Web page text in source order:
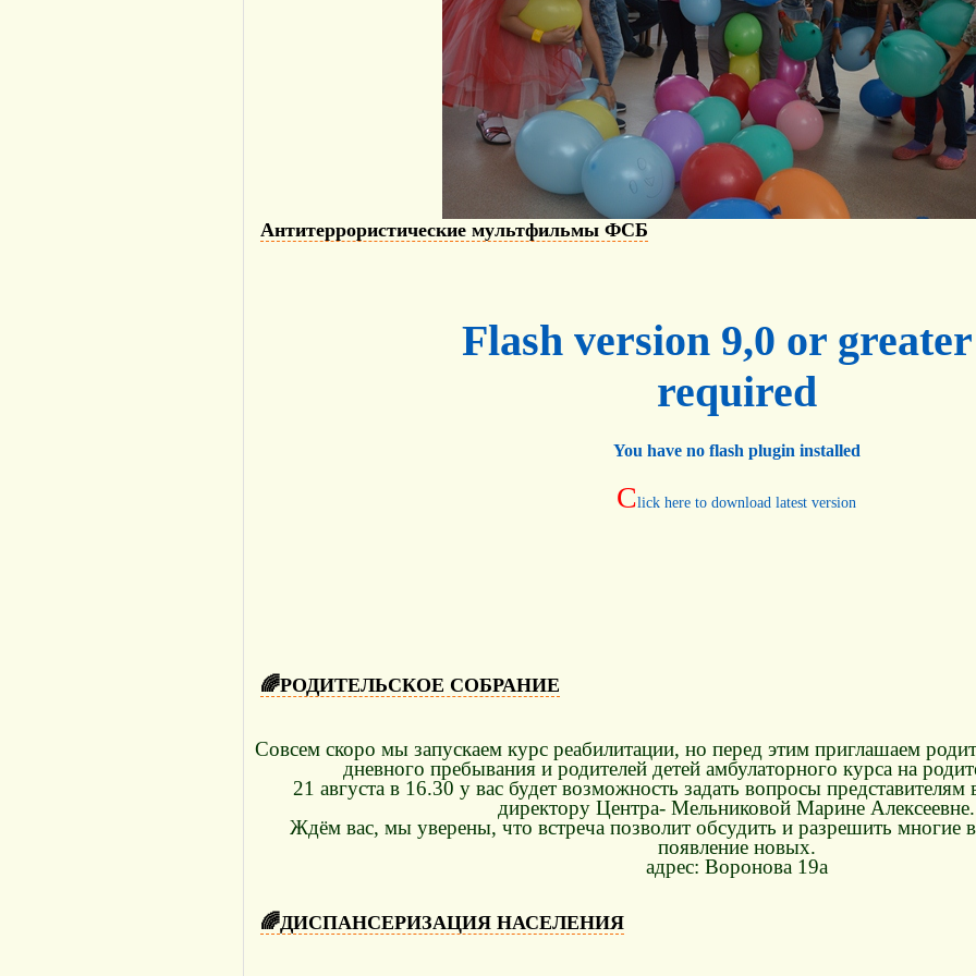
Антитеррористические мультфильмы ФСБ
Flash version 9,0 or
required
You have no flash plugin installed
Click here to download latest version
🌈РОДИТЕЛЬСКОЕ СОБРАНИЕ
Совсем скоро мы запускаем курс реабилитации, но перед этим приглашаем
дневного пребывания и родителей детей амбулаторного курса на
21 августа в 16.30 у вас будет возможность задать вопросы представителям
директору Центра- Мельниковой Марине Алексеевне.
Ждём вас, мы уверены, что встреча позволит обсудить и разрешить многие
появление новых.
адрес: Воронова 19а
🌈ДИСПАНСЕРИЗАЦИЯ НАСЕЛЕНИЯ